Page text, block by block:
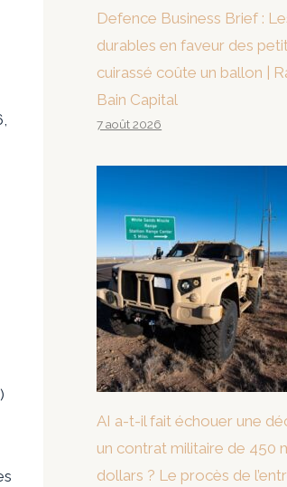
Defence Business Brief :
durables en faveur des
cuirassé coûte un ballon |
Bain Capital
7 août 2026
AI a-t-il fait échouer une
un contrat militaire de 450
dollars ? Le procès de